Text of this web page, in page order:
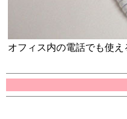
オフィス内の電話でも使え